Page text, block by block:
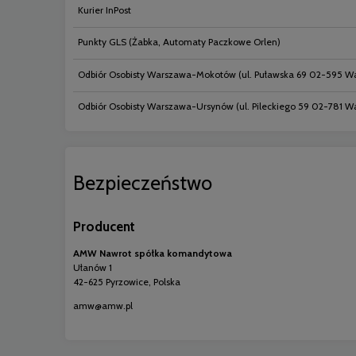
Kurier InPost
Punkty GLS (Żabka, Automaty Paczkowe Orlen)
Odbiór Osobisty Warszawa-Mokotów (ul. Puławska 69 02-595
Odbiór Osobisty Warszawa-Ursynów (ul. Pileckiego 59 02-781
Bezpieczeństwo
Producent
AMW Nawrot spółka komandytowa
Ułanów 1
42-625 Pyrzowice, Polska
amw@amw.pl